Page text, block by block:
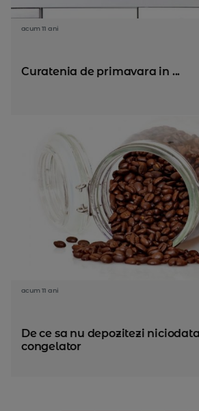
acum 11 ani
Curatenia de primavara in ...
acum 11 ani
De ce sa nu depozitezi
congelator